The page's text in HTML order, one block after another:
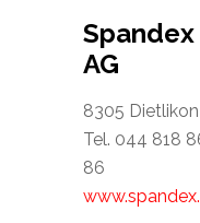
Spandex
AG
8305 Dietlikon
Tel. 044 818
86